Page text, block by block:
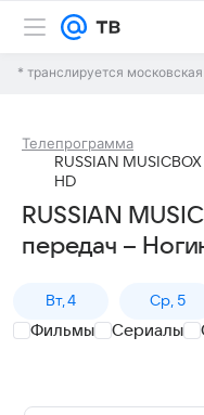
* транслируется
Телепрограмма
RUSSIAN MUSICBOX
HD
RUSSIAN
передач –
Вт, 4 Ср, 5
Фильмы Сериалы